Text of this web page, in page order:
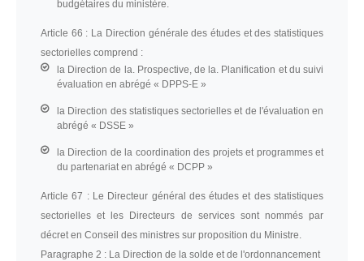
budgétaires du ministère.
Article 66 : La Direction générale des études et des statistiques
sectorielles comprend :
la Direction de la. Prospective, de la. Planification et du suivi
évaluation en abrégé « DPPS-E »
la Direction des statistiques sectorielles et de l'évaluation en
abrégé « DSSE »
la Direction de la coordination des projets et programmes et
du partenariat en abrégé « DCPP »
Article 67 :Le Directeur général des études et des statistiques
sectorielles et les Directeurs de services sont nommés par
décret en Conseil des ministres sur proposition du Ministre.
Paragraphe 2 : La Direction de la solde et de l'ordonnancement